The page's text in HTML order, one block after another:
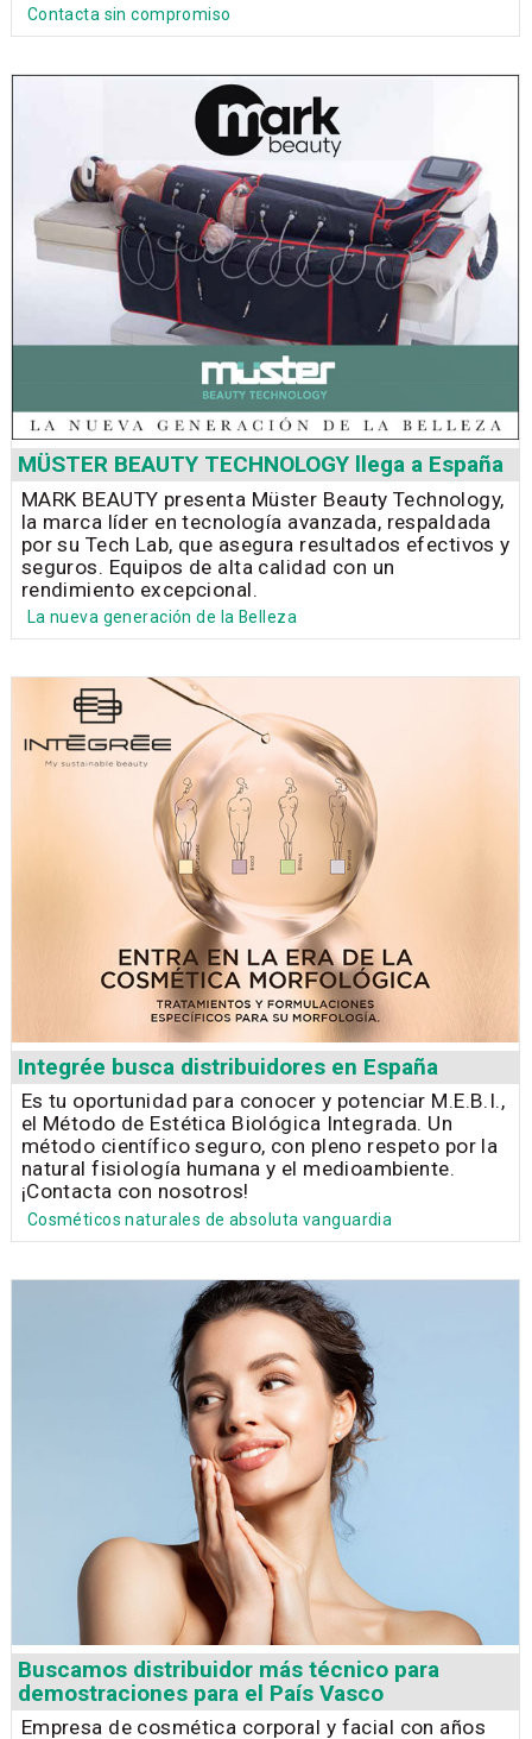
Contacta sin compromiso
MÜSTER BEAUTY TECHNOLOGY llega a España
MARK BEAUTY presenta Müster Beauty Technology,
la marca líder en tecnología avanzada, respaldada
por su Tech Lab, que asegura resultados efectivos y
seguros. Equipos de alta calidad con un
rendimiento excepcional.
La nueva generación de la Belleza
Integrée busca distribuidores en España
Es tu oportunidad para conocer y potenciar M.E.B.I.,
el Método de Estética Biológica Integrada. Un
método científico seguro, con pleno respeto por la
natural fisiología humana y el medioambiente.
¡Contacta con nosotros!
Cosméticos naturales de absoluta vanguardia
Buscamos distribuidor más técnico para
demostraciones para el País Vasco
Empresa de cosmética corporal y facial con años